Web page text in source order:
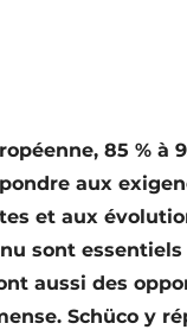
85 % à
aux
et aux
sont
aussi des
Schüco y